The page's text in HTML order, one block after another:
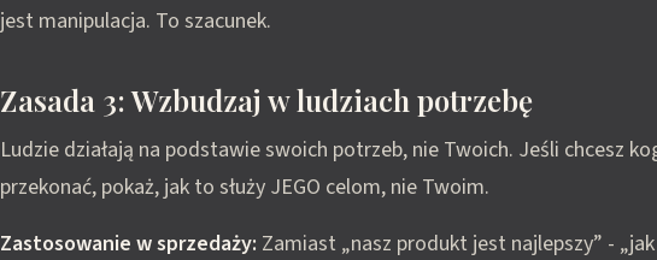
jest manipulacja. To szacunek.
Zasada 3: Wzbudzaj w ludziach potrzebę
Ludzie działają na podstawie swoich potrzeb, nie Twoich. Jeśli chcesz
przekonać, pokaż, jak to służy JEGO celom, nie Twoim.
Zastosowanie w sprzedaży: Zamiast „nasz produkt jest najlepszy” -